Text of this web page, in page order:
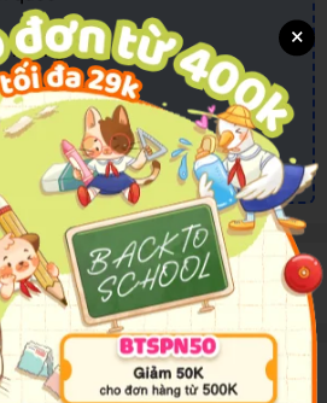
hãng
ưu đãi
×